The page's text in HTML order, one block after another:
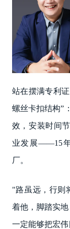
站在摆满专利
螺丝卡扣结构”
效，安装时间
业发展——15年
厂。
"路虽远，行则
着他，脚踏实
一定能够把宏